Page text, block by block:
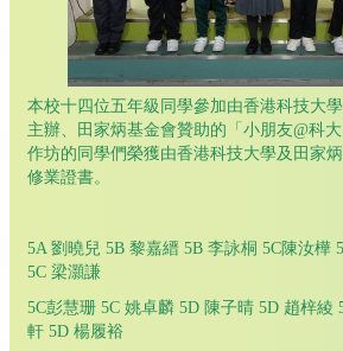
本校十四位五年級同學參加由香港科技大
主辦、田家炳基金會贊助的「小朋友@科
作坊的同學們榮獲由香港科技大學及田家
修業證書。
5A 劉曉兒 5B 黎嘉縉 5B 李詠桐 5C陳汝樺
5C 梁灝謙
5C彭慧珊 5C 姚卓麟 5D 陳子晴 5D 趙梓綾
軒 5D 楊履裕